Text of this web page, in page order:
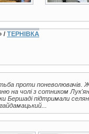
/ ТЕРНІВКА
проти поневолювачів.
на чолі з сотником
Бершаді підтримали